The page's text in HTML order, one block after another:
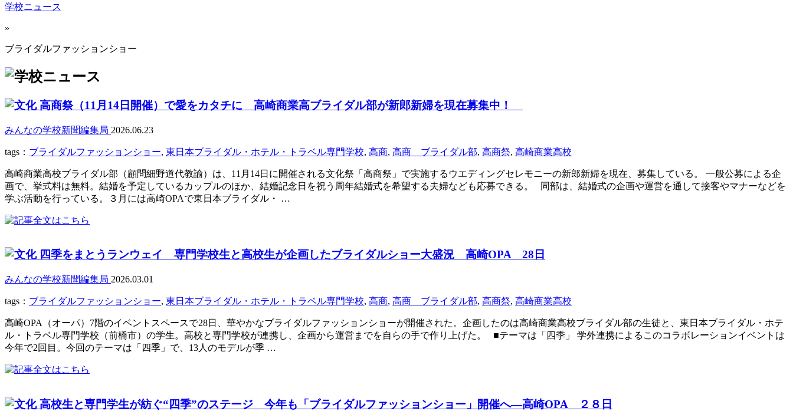
学校ニュース
»
ブライダルファッションショー
高商祭（11月14日開催）で愛をカタチに 高崎商業高ブライダル部が新郎新婦を現在募集中！
みんなの学校新聞編集局 2026.06.23
tags： ブライダルファッションショー, 東日本ブライダル・ホテル・トラベル専門学校, 高商, 高商 ブライダル部, 高商祭, 高崎商業高校
高崎商業高校ブライダル部（顧問細野道代教諭）は、11月14日に開催される文化祭「高商祭」で実施するウエディングセレモニーの新郎新婦を現在、募集している。 一般公募による企
画で、挙式料は無料。結婚を予定しているカップルのほか、結婚記念日を祝う周年結婚式を希望する夫婦なども応募できる。 同部は、結婚式の企画や運営を通して接客やマナーなどを
学ぶ活動を行っている。３月には高崎OPAで東日本ブライダル・ …
四季をまとうランウェイ 専門学校生と高校生が企画したブライダルショー大盛況 高崎OPA 28日
みんなの学校新聞編集局 2026.03.01
tags： ブライダルファッションショー, 東日本ブライダル・ホテル・トラベル専門学校, 高商, 高商 ブライダル部, 高商祭, 高崎商業高校
高崎OPA（オーパ）7階のイベントスペースで28日、華やかなブライダルファッションショーが開催された。企画したのは高崎商業高校ブライダル部の生徒と、東日本ブライダル・ホテ
ル・トラベル専門学校（前橋市）の学生。高校と専門学校が連携し、企画から運営までを自らの手で作り上げた。 ■テーマは「四季」 学外連携によるこのコラボレーションイベントは
今年で2回目。今回のテーマは「四季」で、13人のモデルが季 …
高校生と専門学生が紡ぐ“四季”のステージ 今年も「ブライダルファッションショー」開催へ―高崎OPA ２８日